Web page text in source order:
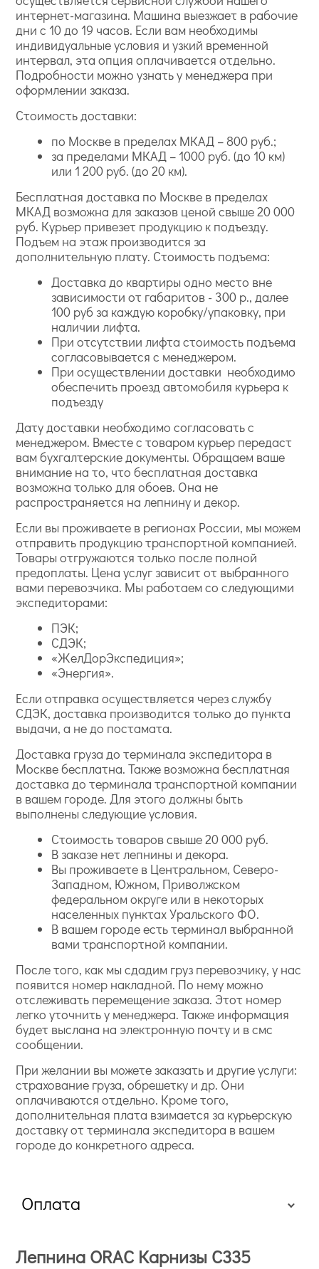
интернет-магазина. Машина выезжает в рабочие
дни с 10 до 19 часов. Если вам необходимы
индивидуальные условия и узкий временной
интервал, эта опция оплачивается отдельно.
Подробности можно узнать у менеджера при
оформлении заказа.
Стоимость доставки:
по Москве в пределах МКАД – 800 руб.;
за пределами МКАД – 1000 руб. (до 10 км)
или 1 200 руб. (до 20 км).
Бесплатная доставка по Москве в пределах
МКАД возможна для заказов ценой свыше 20 000
руб. Курьер привезет продукцию к подъезду.
Подъем на этаж производится за
дополнительную плату. Стоимость подъема:
Доставка до квартиры одно место вне
зависимости от габаритов - 300 р., далее
100 руб за каждую коробку/упаковку, при
наличии лифта.
При отсутствии лифта стоимость подъема
согласовывается с менеджером.
При осуществлении доставки необходимо
обеспечить проезд автомобиля курьера к
подъезду
Дату доставки необходимо согласовать с
менеджером. Вместе с товаром курьер передаст
вам бухгалтерские документы. Обращаем ваше
внимание на то, что бесплатная доставка
возможна только для обоев. Она не
распространяется на лепнину и декор.
Если вы проживаете в регионах России, мы можем
отправить продукцию транспортной компанией.
Товары отгружаются только после полной
предоплаты. Цена услуг зависит от выбранного
вами перевозчика. Мы работаем со следующими
экспедиторами:
ПЭК;
СДЭК;
«ЖелДорЭкспедиция»;
«Энергия».
Если отправка осуществляется через службу
СДЭК, доставка производится только до пункта
выдачи, а не до постамата.
Доставка груза до терминала экспедитора в
Москве бесплатна. Также возможна бесплатная
доставка до терминала транспортной компании
в вашем городе. Для этого должны быть
выполнены следующие условия.
Стоимость товаров свыше 20 000 руб.
В заказе нет лепнины и декора.
Вы проживаете в Центральном, Северо-
Западном, Южном, Приволжском
федеральном округе или в некоторых
населенных пунктах Уральского ФО.
В вашем городе есть терминал выбранной
вами транспортной компании.
После того, как мы сдадим груз перевозчику, у нас
появится номер накладной. По нему можно
отслеживать перемещение заказа. Этот номер
легко уточнить у менеджера. Также информация
будет выслана на электронную почту и в смс
сообщении.
При желании вы можете заказать и другие услуги:
страхование груза, обрешетку и др. Они
оплачиваются отдельно. Кроме того,
дополнительная плата взимается за курьерскую
доставку от терминала экспедитора в вашем
городе до конкретного адреса.
Оплата
Лепнина ORAC Карнизы C335